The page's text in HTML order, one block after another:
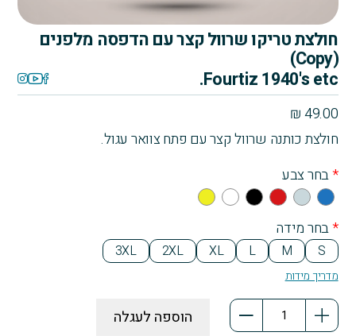
חולצת טריקו שרוול קצר עם הדפסה מלפנים
(Copy)
Fourtiz 1940's etc.
₪49.00
חולצת כותנה שרוול קצר עם פתח צוואר עגול.
*בחר צבע
Blu
e
Gra
Re
Bla
Whi
Yell
*בחר מידה
S
M
L
XL
2XL
3XL
מדריך מידות
כמות
הוספה לעגלה